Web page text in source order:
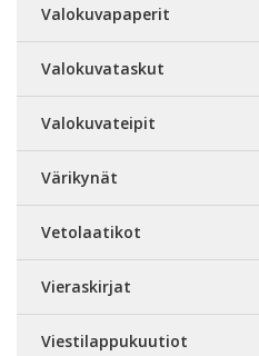
Valokuvapaperit
Valokuvataskut
Valokuvateipit
Värikynät
Vetolaatikot
Vieraskirjat
Viestilappukuutiot